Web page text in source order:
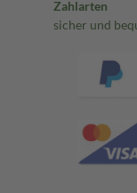
Zahlarten
sicher und